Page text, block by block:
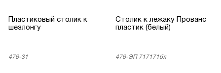
Пластиковый столик к
шезлонгу
476-31
Столик к лежаку Прованс
пластик (белый)
476-ЭП 717171бл